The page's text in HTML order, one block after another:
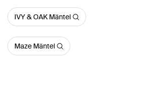
IVY & OAK Mäntel
Maze Mäntel